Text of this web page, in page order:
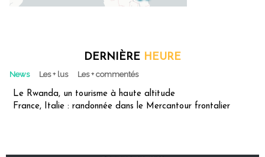
DERNIÈRE HEURE
News Les + lus Les + commentés
Le Rwanda, un tourisme à haute altitude
France, Italie : randonnée dans le Mercantour frontalier